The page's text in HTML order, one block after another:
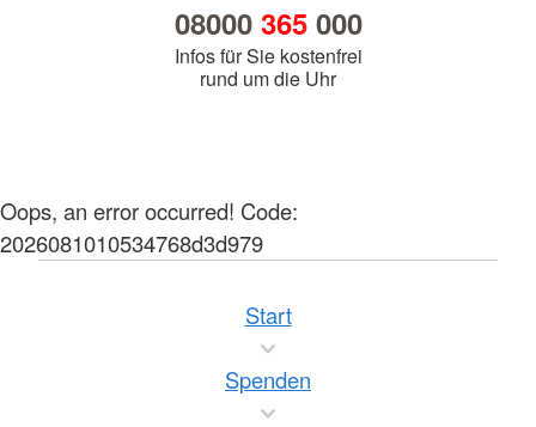
08000 365000
Infos für Sie kostenfrei
rund um die Uhr
Oops, an error occurred! Code:
2026081010534768d3d979
Start
Spenden